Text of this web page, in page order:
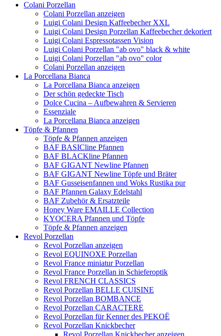
Colani Porzellan
Colani Porzellan anzeigen
Luigi Colani Design Kaffeebecher XXL
Luigi Colani Design Porzellan Kaffeebecher dekoriert
Luigi Colani Espressotassen Vision
Luigi Colani Porzellan "ab ovo" black & white
Luigi Colani Porzellan "ab ovo" color
Colani Porzellan anzeigen
La Porcellana Bianca
La Porcellana Bianca anzeigen
Der schön gedeckte Tisch
Dolce Cucina – Aufbewahren & Servieren
Essenziale
La Porcellana Bianca anzeigen
Töpfe & Pfannen
Töpfe & Pfannen anzeigen
BAF BASICline Pfannen
BAF BLACKline Pfannen
BAF GIGANT Newline Pfannen
BAF GIGANT Newline Töpfe und Bräter
BAF Gusseisenfannen und Woks Rustika pur
BAF Pfannen Galaxy Edelstahl
BAF Zubehör & Ersatzteile
Honey Ware EMAILLE Collection
KYOCERA Pfannen und Töpfe
Töpfe & Pfannen anzeigen
Revol Porzellan
Revol Porzellan anzeigen
Revol EQUINOXE Porzellan
Revol France miniatur Porzellan
Revol France Porzellan in Schieferoptik
Revol FRENCH CLASSICS
Revol Porzellan BELLE CUISINE
Revol Porzellan BOMBANCE
Revol Porzellan CARACTERE
Revol Porzellan für Kenner des PEKOË
Revol Porzellan Knickbecher
Revol Porzellan Knickbecher anzeigen